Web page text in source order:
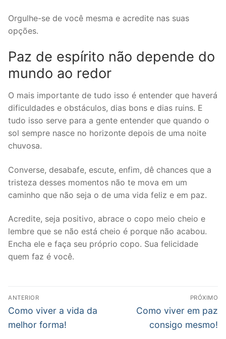
Orgulhe-se de você mesma e acredite nas suas
opções.
Paz de espírito não depende do
mundo ao redor
O mais importante de tudo isso é entender que haverá
dificuldades e obstáculos, dias bons e dias ruins. E
tudo isso serve para a gente entender que quando o
sol sempre nasce no horizonte depois de uma noite
chuvosa.
Converse, desabafe, escute, enfim, dê chances que a
tristeza desses momentos não te mova em um
caminho que não seja o de uma vida feliz e em paz.
Acredite, seja positivo, abrace o copo meio cheio e
lembre que se não está cheio é porque não acabou.
Encha ele e faça seu próprio copo. Sua felicidade
quem faz é você.
Navegação
de
Post
ANTERIOR
Post
anterior:
Como viver a vida da
melhor forma!
PRÓXIMO
Próximo
post:
Como viver em paz
consigo mesmo!